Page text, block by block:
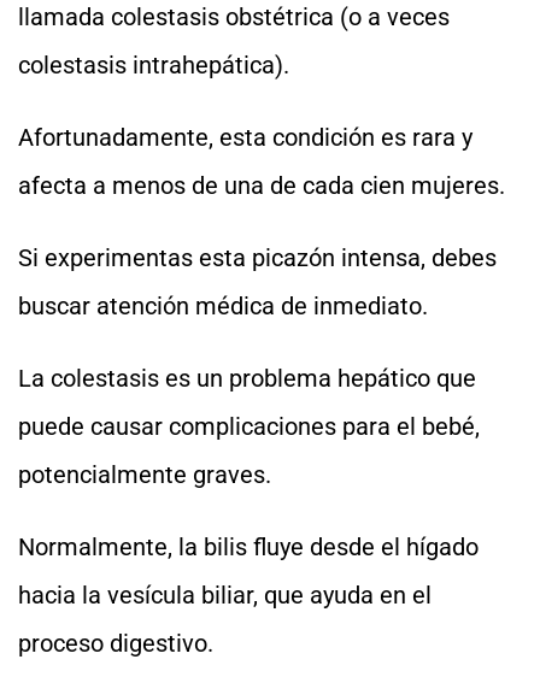
llamada colestasis obstétrica (o a veces
colestasis intrahepática).
Afortunadamente, esta condición es rara y
afecta a menos de una de cada cien mujeres.
Si experimentas esta picazón intensa, debes
buscar atención médica de inmediato.
La colestasis es un problema hepático que
puede causar complicaciones para el bebé,
potencialmente graves.
Normalmente, la bilis fluye desde el hígado
hacia la vesícula biliar, que ayuda en el
proceso digestivo.